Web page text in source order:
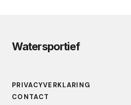
Watersportief
PRIVACYVERKLARING
CONTACT